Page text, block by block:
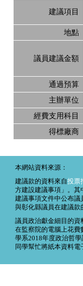
建議項目
地點
議員建議金額
通過預算
主辦單位
經費支用科目
得標廠商
本網站資料來源：
建議款的資料來自投票
方建設建議事項」。
建議事項文件中公布
與彰化縣議員在建議款
議員政治獻金細目的資
在監察院的電腦上花
學系2018年度政治哲
同學幫忙將紙本資料電